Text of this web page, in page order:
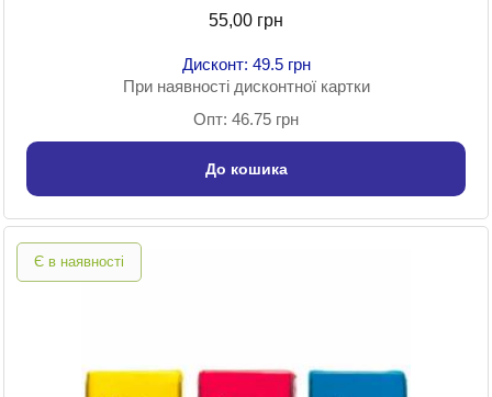
55,00 грн
Дисконт: 49.5 грн
При наявності дисконтної картки
Опт: 46.75 грн
До кошика
Є в наявності